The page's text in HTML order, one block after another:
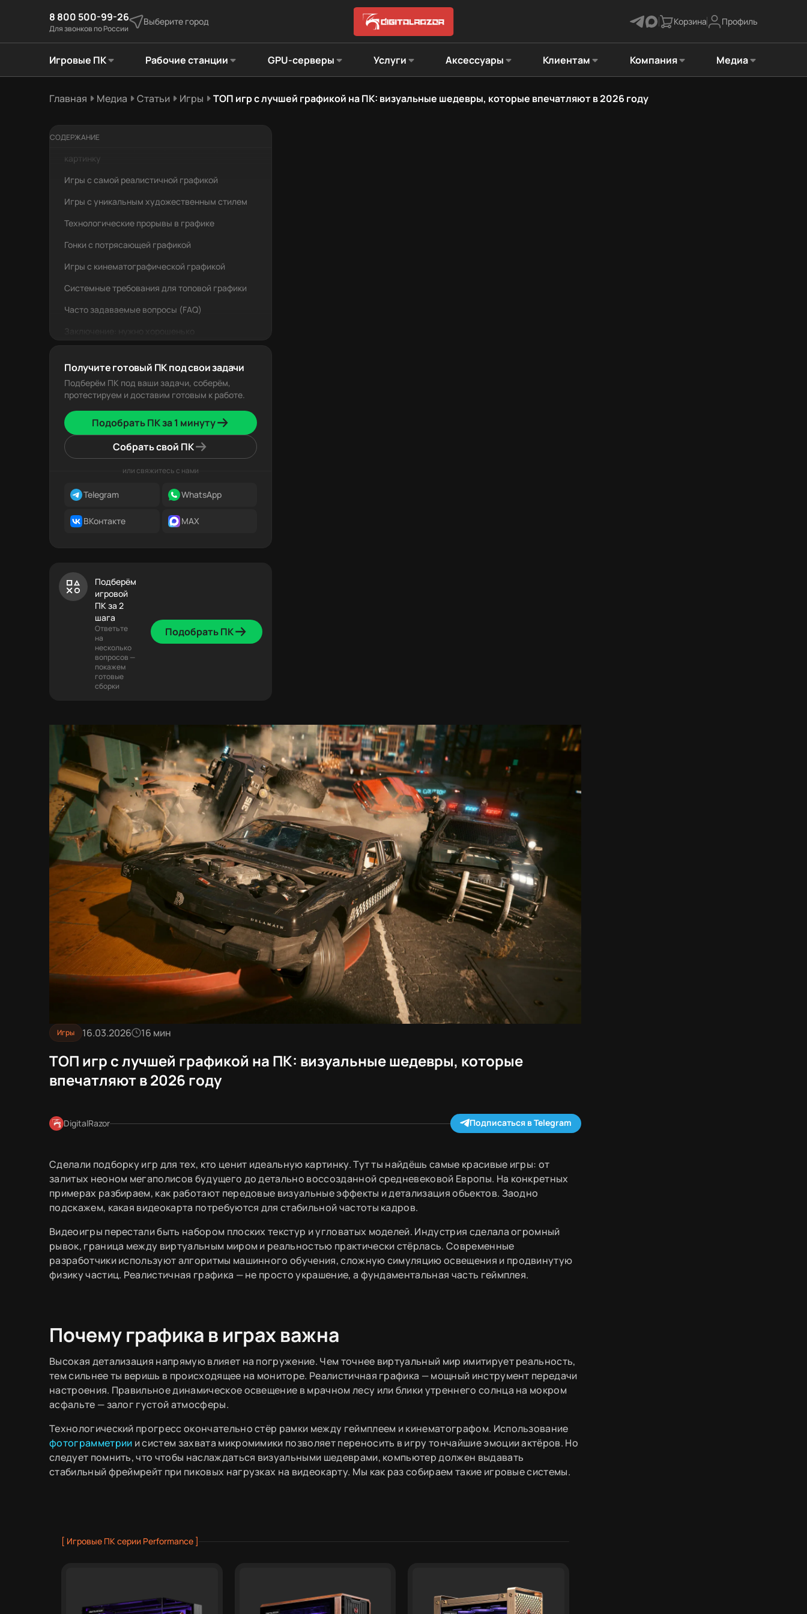
8 800 500-99-26
Для звонков по России
Выберите город Корзина Профиль
Игровые ПК Рабочие станции GPU-серверы Услуги Аксессуары Клиентам Компания Медиа
Главная Медиа Статьи Игры ТОП игр с лучшей графикой на ПК: визуальные шедевры, которые впечатляют в 2026 году
Игры 16.03.2026 16 мин
ТОП игр с лучшей графикой на ПК: визуальные шедевры, которые
впечатляют в 2026 году
DigitalRazor Подписаться в Telegram
СОДЕРЖАНИЕ
картинку
Игры с самой реалистичной графикой
Игры с уникальным художественным стилем
Технологические прорывы в графике
Гонки с потрясающей графикой
Игры с кинематографической графикой
Системные требования для топовой графики
Часто задаваемые вопросы (FAQ)
Заключение: нужно хорошенько
Получите готовый ПК под свои задачи
Подберём ПК под ваши задачи, соберём,
протестируем и доставим готовым к работе.
Подобрать ПК за 1 минуту
Собрать свой ПК
или свяжитесь с нами
Telegram WhatsApp
ВКонтакте MAX
Подберём
игровой
ПК за 2
шага
Ответьте
на
несколько
вопросов —
покажем
готовые
сборки
Подобрать ПК
Сделали подборку игр для тех, кто ценит идеальную картинку. Тут ты найдёшь самые красивые игры: от
залитых неоном мегаполисов будущего до детально воссозданной средневековой Европы. На конкретных
примерах разбираем, как работают передовые визуальные эффекты и детализация объектов. Заодно
подскажем, какая видеокарта потребуются для стабильной частоты кадров.
Видеоигры перестали быть набором плоских текстур и угловатых моделей. Индустрия сделала огромный
рывок, граница между виртуальным миром и реальностью практически стёрлась. Современные
разработчики используют алгоритмы машинного обучения, сложную симуляцию освещения и продвинутую
физику частиц. Реалистичная графика — не просто украшение, а фундаментальная часть геймплея.
Почему графика в играх важна
Высокая детализация напрямую влияет на погружение. Чем точнее виртуальный мир имитирует реальность,
тем сильнее ты веришь в происходящее на мониторе. Реалистичная графика — мощный инструмент передачи
настроения. Правильное динамическое освещение в мрачном лесу или блики утреннего солнца на мокром
асфальте — залог густой атмосферы.
Технологический прогресс окончательно стёр рамки между геймплеем и кинематографом. Использование
фотограмметрии и систем захвата микромимики позволяет переносить в игру тончайшие эмоции актёров. Но
следует помнить, что чтобы наслаждаться визуальными шедеврами, компьютер должен выдавать
стабильный фреймрейт при пиковых нагрузках на видеокарту. Мы как раз собираем такие игровые системы.
[ Игровые ПК серии Performance ]